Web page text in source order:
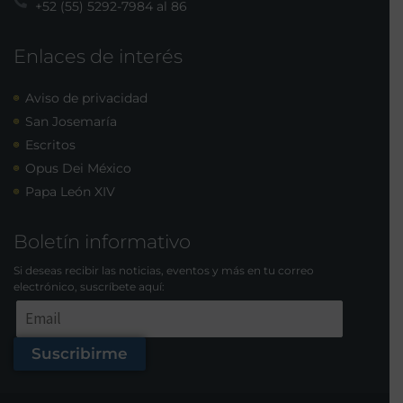
+52 (55) 5292-7984 al 86
Enlaces de interés
Aviso de privacidad
San Josemaría
Escritos
Opus Dei México
Papa León XIV
Boletín informativo
Si deseas recibir las noticias, eventos y más en tu correo
electrónico, suscríbete aquí:
Suscribirme